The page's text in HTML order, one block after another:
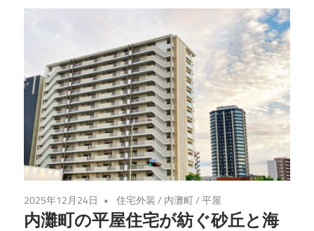
地
ま
い
の
提
案
2025年12月24日 住宅外装/ 内灘町/平屋
内灘町の平屋住宅が紡ぐ砂丘と海